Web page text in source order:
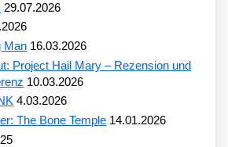
29.07.2026
Man 16.03.2026
Project Hail Mary – Rezension und
10.03.2026
4.03.2026
The Bone Temple 14.01.2026